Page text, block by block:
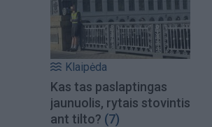
Klaipėda
Kas tas paslaptingas
jaunuolis, rytais stovintis
ant tilto? (7)